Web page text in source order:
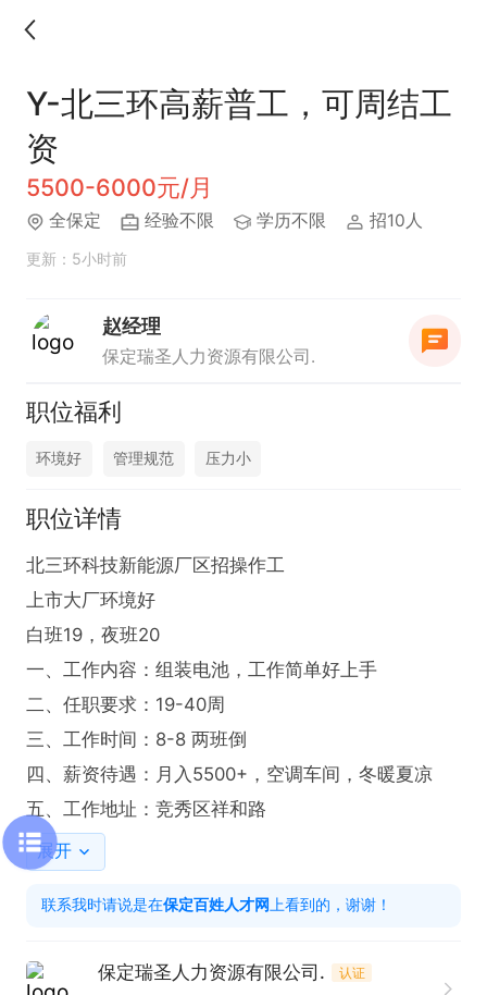
Y-北三环高薪普工，可周结工
资
5500-6000元/月
全保定 经验不限 学历不限 招10人
更新：5小时前
赵经理
保定瑞圣人力资源有限公司.
职位福利
环境好 管理规范 压力小
职位详情
北三环科技新能源厂区招操作工
上市大厂环境好
白班19，夜班20
一、工作内容：组装电池，工作简单好上手
二、任职要求：19-40周
三、工作时间：8-8 两班倒
四、薪资待遇：月入5500+，空调车间，冬暖夏凉
五、工作地址：竞秀区祥和路
展开
联系我时请说是在保定百姓人才网上看到的，谢谢！
保定瑞圣人力资源有限公司. 认证